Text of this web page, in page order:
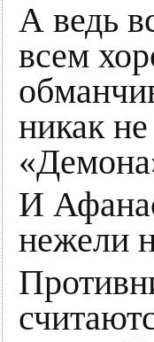
А ведь
всем
никак
И
нежели